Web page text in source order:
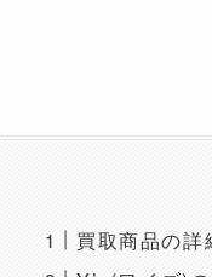
買取商品の詳